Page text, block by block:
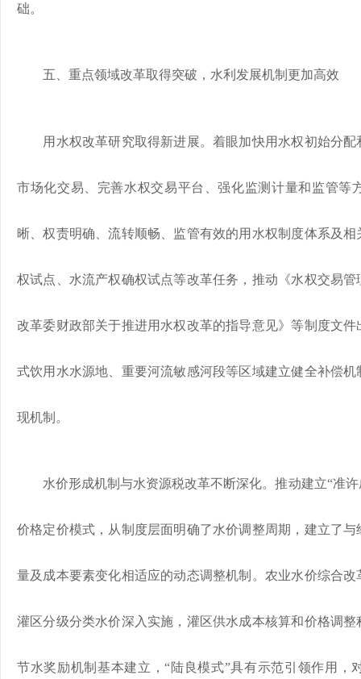
础。
五、重点领域改革取得突破，水利发展机制更加高效
用水权改革研究取得新进展。着眼加快用水权初始分配
市场化交易、完善水权交易平台、强化监测计量和监管等
晰、权责明确、流转顺畅、监管有效的用水权制度体系及
权试点、水流产权确权试点等改革任务，推动《水权交易
改革委财政部关于推进用水权改革的指导意见》等制度文
式饮用水水源地、重要河流敏感河段等区域建立健全补偿
现机制。
水价形成机制与水资源税改革不断深化。推动建立“准许
价格定价模式，从制度层面明确了水价调整周期，建立了
量及成本要素变化相适应的动态调整机制。农业水价综合
灌区分级分类水价深入实施，灌区供水成本核算和价格调
节水奖励机制基本建立，“陆良模式”具有示范引领作用，